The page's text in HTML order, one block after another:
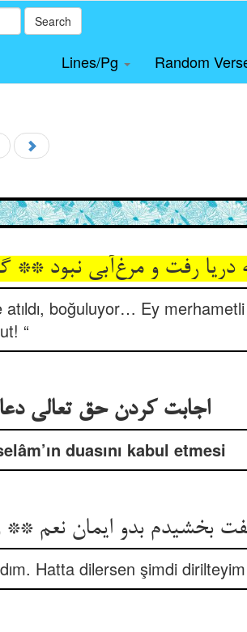
Search
Lines/Pg Random
دریا رفت و مرغ‌آبی نبود
boğuluyor… Ey
“
اجابت کردن حق تعالی
duasını kabul etmesi
بخشیدم بدو ایمان نعم **
Hatta dilersen şimdi